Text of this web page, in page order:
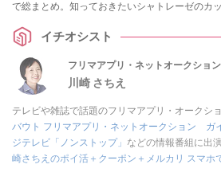
で総まとめ。知っておきたいシャトレーゼのカ
イチオシスト
フリマアプリ・ネットオークショ
川崎 さちえ
テレビや雑誌で話題のフリマアプリ・オークシ
バウト フリマアプリ・ネットオークション ガ
ジテレビ「ノンストップ」 などの情報番組に出演
崎さちえのポイ活＋クーポン＋メルカリ スマホ